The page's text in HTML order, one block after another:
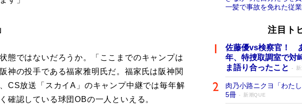
ではないだろうか。「ここまでのキャンプは
神の投手である福家雅明氏だ。福家氏は阪神関
CS放送「スカイA」のキャンプ中継では毎年解
確認している球団OBの一人といえる。
一髪で事故を免れた従
注目ト
佐藤優vs検察官！
年、特捜取調室で対
ま語り合ったこと
肉乃小路ニクヨ「わた
5冊
新潮QUE